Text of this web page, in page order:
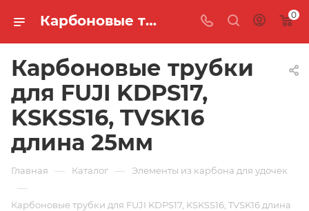
Карбоновые трубки для FUJI KDPS17, KSKSS16, TVSK16 длина 25мм 🐟 купить по цене 450 руб. в интернет-магазине "MASTER FISH" 0
Карбоновые трубки
для FUJI KDPS17,
KSKSS16, TVSK16
длина 25мм
Главная — Каталог — Элементы из карбона для удочек
—
Карбоновые трубки для FUJI KDPS17, KSKSS16, TVSK16 длина